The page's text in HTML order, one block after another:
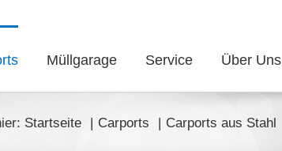
Müllgarage Service Über Uns
Startseite Carports Carports aus Stahl